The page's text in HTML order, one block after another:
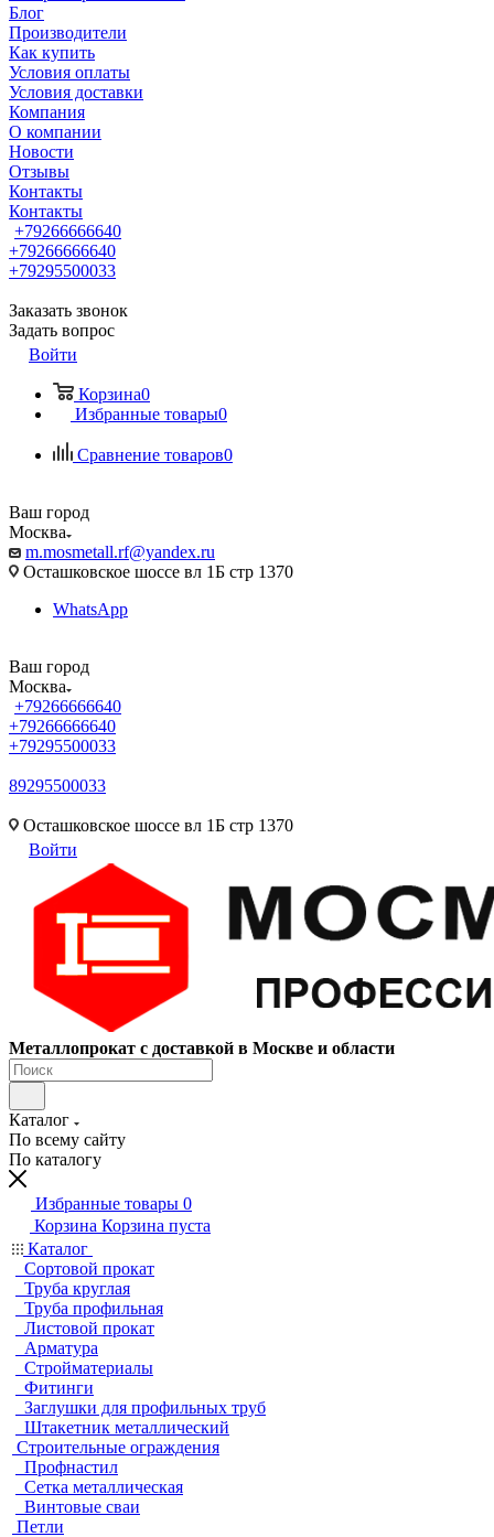
Блог
Производители
Как купить
Условия оплаты
Условия доставки
Компания
О компании
Новости
Отзывы
Контакты
Контакты
+79266666640
+79266666640
+79295500033
Заказать звонок
Задать вопрос
Войти
Корзина0
Избранные товары0
Сравнение товаров0
Ваш город
Москва
m.mosmetall.rf@yandex.ru
Осташковское шоссе вл 1Б стр 1370
WhatsApp
Ваш город
Москва
+79266666640
+79266666640
+79295500033
89295500033
Осташковское шоссе вл 1Б стр 1370
Войти
Металлопрокат с доставкой в Москве и области
Каталог
По всему сайту
По каталогу
Избранные товары 0
Корзина Корзина пуста
Каталог
Сортовой прокат
Труба круглая
Труба профильная
Листовой прокат
Арматура
Стройматериалы
Фитинги
Заглушки для профильных труб
Штакетник металлический
Строительные ограждения
Профнастил
Сетка металлическая
Винтовые сваи
Петли